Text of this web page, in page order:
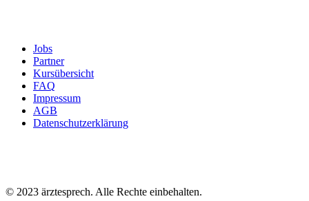
Jobs
Partner
Kursübersicht
FAQ
Impressum
AGB
Datenschutzerklärung
© 2023 ärztesprech. Alle Rechte einbehalten.